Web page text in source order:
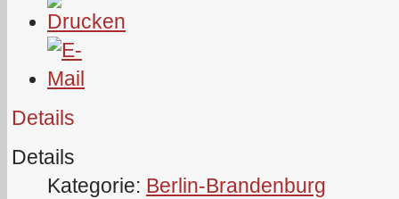
Details
Details
Kategorie: Berlin-Brandenburg